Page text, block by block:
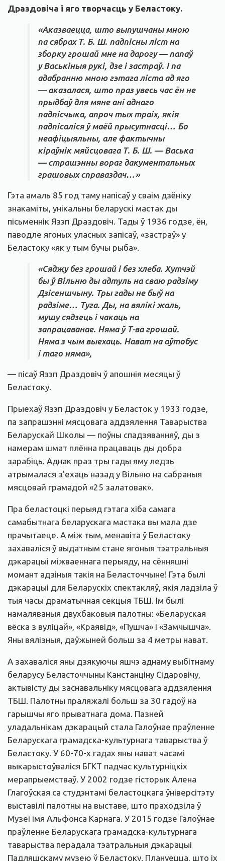
Драздовіча і яго творчасць у Беластоку.
«Аказваецца, што выпушчаны мною
па сябрах Т. Б. Ш. падпісны ліст на
зборку грошай мне на дарогу — папаў
у Васькіныя рукі, дзе і застраў. І па
адабранню мною гэтага ліста ад яго
— аказалася, што праз увесь час ён не
прыдбаў для мяне ані аднаго
падпісчыка, апроч тых траіх, якія
падпісаліся ў маёй прысутнасці… Бо
неафіцыяльны, але фактычны
кіраўнік мяйсцовага Т. Б. Ш. — Васька
— страшэнны вораг дакументальных
грашовых справаздач…»
Гэта амаль 85 год таму напісаў у сваім дзёніку
знакаміты, унікальны беларускі мастак ды
пісьменнік Язэп Драздовіч. Тады ў 1936 годзе, ён,
паводле ягоных уласных запісаў, «застраў» у
Беластоку «як у тым бучы рыба».
«Сяджу без грошай і без хлеба. Хутчэй
бы ў Вільню ды адтуль на сваю радзіму
Дзісеншчыну. Тры гады не быў на
радзіме… Туга. Ды, на вялікі жаль,
мушу сядзець і чакаць на
запрацаванае. Няма ў Т-ва грошай.
Няма з чым выехаць. Нават на аўтобус
і таго няма»,
— пісаў Язэп Драздовіч ў апошнія месяцы ў
Беластоку.
Прыехаў Язэп Драздовіч у Беласток у 1933 годзе,
па запрашэнні мясцовага аддзялення Таварыства
Беларускай Школы — поўны спадзяванняў, ды з
намерам шмат плённа працаваць ды добра
зарабіць. Аднак праз тры гады яму ледзь
атрымалася з’ехаць назад у Вільню на сабраныя
мясцовай грамадой «25 залатовак».
Пра беластоцкі перыяд гэтага хіба самага
самабытнага беларускага мастака вы мала дзе
прачытаеце. А між тым, менавіта ў Беластоку
захаваліся ў выдатным стане ягоныя тэатральныя
дэкарацыі міжваеннага перыяду, на сённяшні
момант адзіныя такія на Беласточчыне! Гэта былі
дэкарацыі для Беларускіх спектакляў, якія ладзіла ў
тыя часы драматычная секцыя ТБШ. Ім былі
намаляваныя двухбаковыя палотны: «Беларуская
вёска з вуліцай», «Краявід», «Пушча» і «Замчышча».
Яны вялізныя, даўжыней больш за 4 метры нават.
А захаваліся яны дзякуючы яшчэ аднаму выбітнаму
беларусу Беласточчыны Канстанціну Сідаровічу,
актывісту ды заснавальніку мясцовага аддзялення
ТБШ. Палотны праляжалі больш за 30 гадоў на
гарышчы яго прыватнага дома. Пазней
уладальнікам дэкарацый стала Галоўнае праўленне
Беларускага грамадска-культурнага таварыства ў
Беластоку. У 60-70-х гадах яны нават часамі
выкарыстоўваліся БГКТ падчас культурніцкіх
мерапрыемстваў. У 2002 годзе гісторык Алена
Глагоўская са студэнтамі беластоцкага ўніверсітэту
выставілі палотны на выставе, што праходзіла ў
Музеі імя Альфонса Карнага. У 2015 годзе Галоўнае
праўленне Беларускага грамадска-культурнага
таварыства перадала тэатральныя дэкарацыі
Падляшскаму музею ў Беластоку. Плануецца, што іх